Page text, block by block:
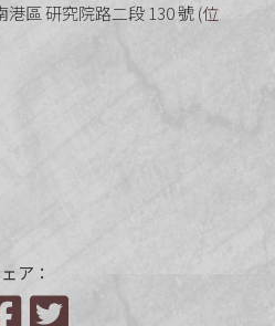
區 研究院路二段 130 號 (位
ア：
Facebook